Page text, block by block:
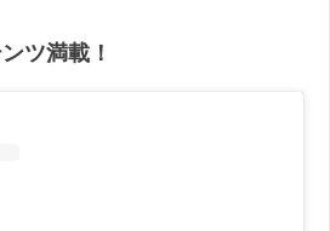
ツ満載！